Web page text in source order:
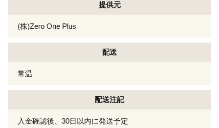
提供元
(株)Zero One Plus
配送
常温
配送注記
入金確認後、30日以内に発送予定